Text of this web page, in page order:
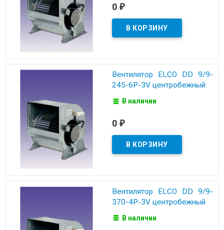
0 ₽
Вентилятор ELCO DD 9/9-
245-6P-3V центробежный
В наличии
0 ₽
Вентилятор ELCO DD 9/9-
370-4P-3V центробежный
В наличии